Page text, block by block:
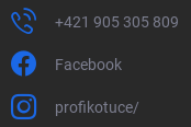
+421 905 305 809
Facebook
profikotuce/